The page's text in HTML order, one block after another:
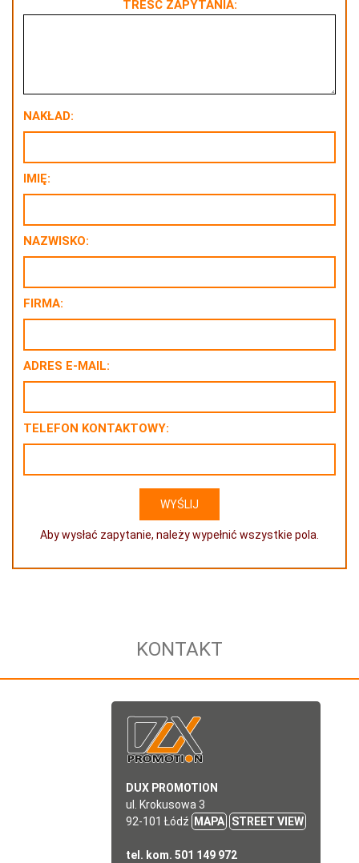
TREŚĆ ZAPYTANIA:
NAKŁAD:
IMIĘ:
NAZWISKO:
FIRMA:
ADRES E-MAIL:
TELEFON KONTAKTOWY:
Aby wysłać zapytanie, należy wypełnić wszystkie pola.
KONTAKT
DUX PROMOTION
ul. Krokusowa 3
92-101 Łódź
MAPA STREET VIEW
tel. kom. 501 149 972